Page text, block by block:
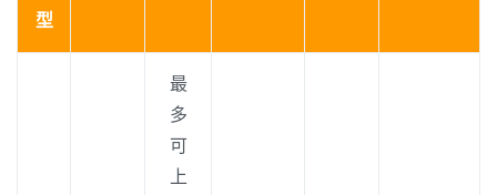
型
最
多
可
上